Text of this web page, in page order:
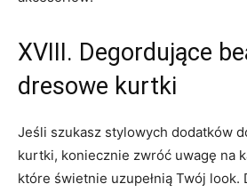
XVIII. Degordujące
dresowe kurtki
Jeśli szukasz ⁤stylowych dodatków
kurtki, koniecznie zwróć ​uwagę​ na
które świetnie uzupełnią ⁣Twój look.‍